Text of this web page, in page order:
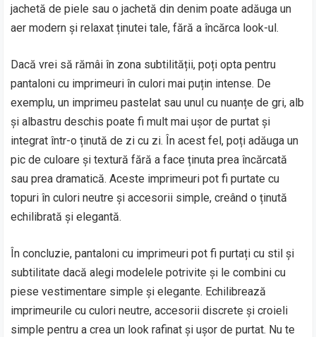
jachetă de piele sau o jachetă din denim poate adăuga un
aer modern și relaxat ținutei tale, fără a încărca look-ul.
Dacă vrei să rămâi în zona subtilității, poți opta pentru
pantaloni cu imprimeuri în culori mai puțin intense. De
exemplu, un imprimeu pastelat sau unul cu nuanțe de gri, alb
și albastru deschis poate fi mult mai ușor de purtat și
integrat într-o ținută de zi cu zi. În acest fel, poți adăuga un
pic de culoare și textură fără a face ținuta prea încărcată
sau prea dramatică. Aceste imprimeuri pot fi purtate cu
topuri în culori neutre și accesorii simple, creând o ținută
echilibrată și elegantă.
În concluzie, pantaloni cu imprimeuri pot fi purtați cu stil și
subtilitate dacă alegi modelele potrivite și le combini cu
piese vestimentare simple și elegante. Echilibrează
imprimeurile cu culori neutre, accesorii discrete și croieli
simple pentru a crea un look rafinat și ușor de purtat. Nu te